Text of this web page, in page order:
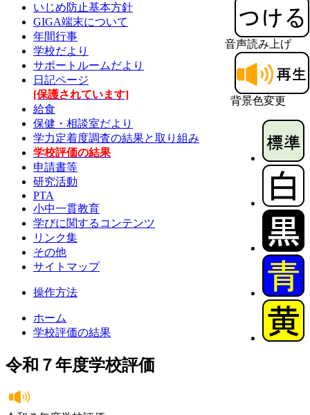
音声読み上げ
背景色変更
いじめ防止基本方針
GIGA端末について
年間行事
学校だより
サポートルームだより
日記ページ
[保護されています]
給食
保健・相談室だより
学力定着度調査の結果と取り組み
学校評価の結果
申請書等
研究活動
PTA
小中一貫教育
学びに関するコンテンツ
リンク集
その他
サイトマップ
操作方法
ホーム
学校評価の結果
令和７年度学校評価